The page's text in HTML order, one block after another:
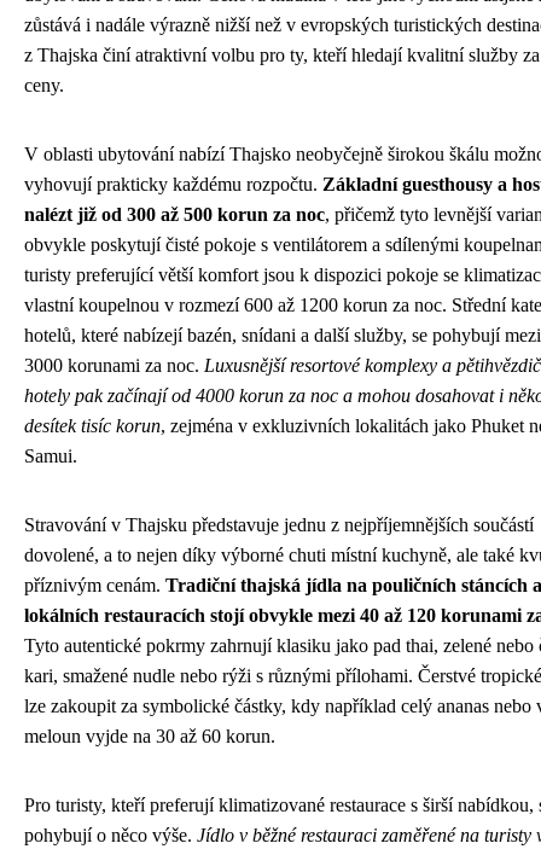
zůstává i nadále výrazně nižší než v evropských turistických
z Thajska činí atraktivní volbu pro ty, kteří hledají kvalitní služby
ceny.
V oblasti ubytování nabízí Thajsko neobyčejně širokou škálu
vyhovují prakticky každému rozpočtu. Základní guesthousy a
nalézt již od 300 až 500 korun za noc, přičemž tyto levnější
obvykle poskytují čisté pokoje s ventilátorem a sdílenými
turisty preferující větší komfort jsou k dispozici pokoje se
vlastní koupelnou v rozmezí 600 až 1200 korun za noc. Střední
hotelů, které nabízejí bazén, snídani a další služby, se pohybují
3000 korunami za noc. Luxusnější resortové komplexy a
hotely pak začínají od 4000 korun za noc a mohou dosahovat i
desítek tisíc korun, zejména v exkluzivních lokalitách jako Phuket
Samui.
Stravování v Thajsku představuje jednu z nejpříjemnějších součástí
dovolené, a to nejen díky výborné chuti místní kuchyně, ale také
příznivým cenám. Tradiční thajská jídla na pouličních stáncích
lokálních restauracích stojí obvykle mezi 40 až 120 korunami
Tyto autentické pokrmy zahrnují klasiku jako pad thai, zelené nebo
kari, smažené nudle nebo rýži s různými přílohami. Čerstvé
lze zakoupit za symbolické částky, kdy například celý ananas nebo
meloun vyjde na 30 až 60 korun.
Pro turisty, kteří preferují klimatizované restaurace s širší nabídkou,
pohybují o něco výše. Jídlo v běžné restauraci zaměřené na turisty